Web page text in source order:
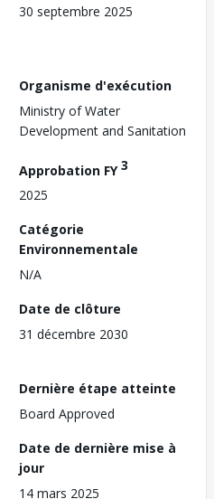
30 septembre 2025
Organisme d'exécution
Ministry of Water
Development and Sanitation
Approbation FY3
2025
Catégorie
Environnementale
N/A
Date de clôture
31 décembre 2030
Dernière étape atteinte
Board Approved
Date de dernière mise à
jour
14 mars 2025